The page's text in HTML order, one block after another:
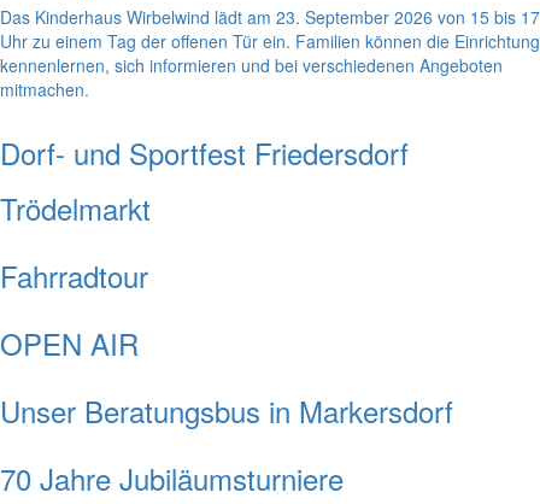
Das Kinderhaus Wirbelwind lädt am 23. September 2026 von 15 bis 17
Uhr zu einem Tag der offenen Tür ein. Familien können die Einrichtung
kennenlernen, sich informieren und bei verschiedenen Angeboten
mitmachen.
Dorf- und Sportfest Friedersdorf
Trödelmarkt
Fahrradtour
OPEN AIR
Unser Beratungsbus in Markersdorf
70 Jahre Jubiläumsturniere